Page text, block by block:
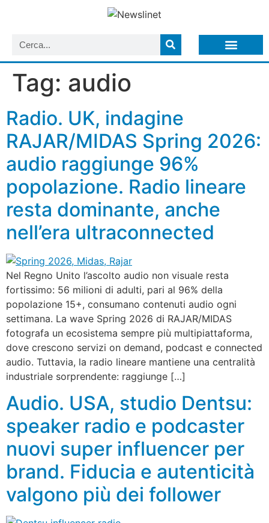
Tag: audio
Radio. UK, indagine
RAJAR/MIDAS Spring 2026:
audio raggiunge 96%
popolazione. Radio lineare
resta dominante, anche
nell’era ultraconnected
Nel Regno Unito l’ascolto audio non visuale resta
fortissimo: 56 milioni di adulti, pari al 96% della
popolazione 15+, consumano contenuti audio ogni
settimana. La wave Spring 2026 di RAJAR/MIDAS
fotografa un ecosistema sempre più multipiattaforma,
dove crescono servizi on demand, podcast e connected
audio. Tuttavia, la radio lineare mantiene una centralità
industriale sorprendente: raggiunge […]
Audio. USA, studio Dentsu:
speaker radio e podcaster
nuovi super influencer per
brand. Fiducia e autenticità
valgono più dei follower